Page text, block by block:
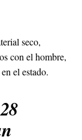
seco,
con el hombre,
el estado.